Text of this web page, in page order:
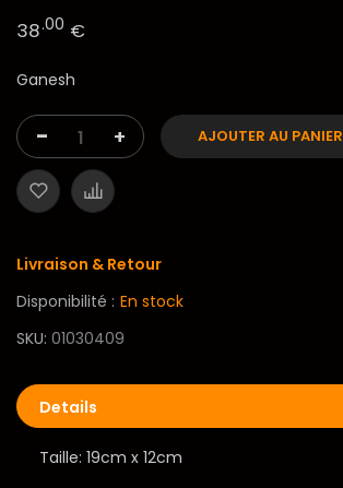
38.00 €
Ganesh
- + AJOUTER AU PANIER
Livraison & Retour
Disponibilité : En stock
SKU 01030409
Details
Taille: 19cm x 12cm